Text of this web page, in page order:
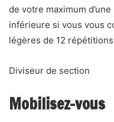
de votre maximum
inférieure si vous vous
légères de 12
Diviseur de section
Mobilisez-vous